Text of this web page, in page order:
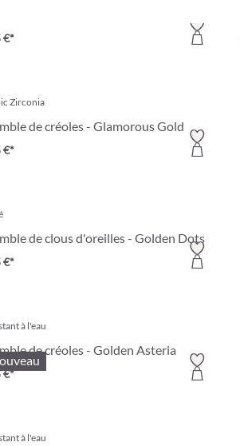
€*
Zirconia
de créoles - Glamorous Gold
€*
de clous d'oreilles - Golden Dots
€*
à l'eau
de créoles - Golden Asteria
€*
à l'eau